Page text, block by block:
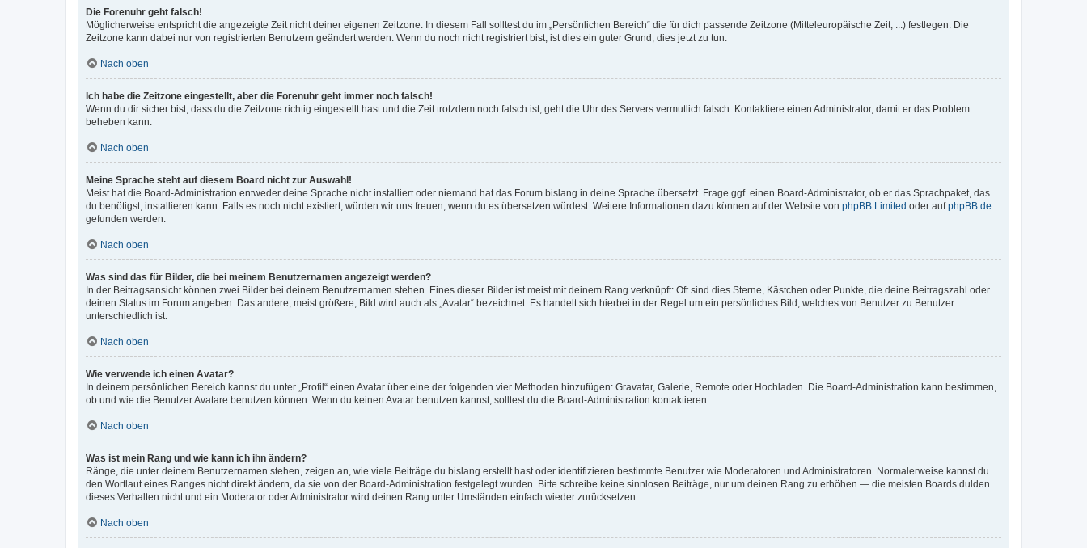
Die Forenuhr geht falsch!
Möglicherweise entspricht die angezeigte Zeit nicht deiner eigenen Zeitzone. In diesem Fall solltest du im „Persönlichen Bereich“ die für dich passende Zeitzone (Mitteleuropäische Zeit, ...) festlegen. Die
Zeitzone kann dabei nur von registrierten Benutzern geändert werden. Wenn du noch nicht registriert bist, ist dies ein guter Grund, dies jetzt zu tun.
Nach oben
Ich habe die Zeitzone eingestellt, aber die Forenuhr geht immer noch falsch!
Wenn du dir sicher bist, dass du die Zeitzone richtig eingestellt hast und die Zeit trotzdem noch falsch ist, geht die Uhr des Servers vermutlich falsch. Kontaktiere einen Administrator, damit er das Problem
beheben kann.
Nach oben
Meine Sprache steht auf diesem Board nicht zur Auswahl!
Meist hat die Board-Administration entweder deine Sprache nicht installiert oder niemand hat das Forum bislang in deine Sprache übersetzt. Frage ggf. einen Board-Administrator, ob er das Sprachpaket, das
du benötigst, installieren kann. Falls es noch nicht existiert, würden wir uns freuen, wenn du es übersetzen würdest. Weitere Informationen dazu können auf der Website von phpBB Limited oder aufphpBB.de
gefunden werden.
Nach oben
Was sind das für Bilder, die bei meinem Benutzernamen angezeigt werden?
In der Beitragsansicht können zwei Bilder bei deinem Benutzernamen stehen. Eines dieser Bilder ist meist mit deinem Rang verknüpft: Oft sind dies Sterne, Kästchen oder Punkte, die deine Beitragszahl oder
deinen Status im Forum angeben. Das andere, meist größere, Bild wird auch als „Avatar“ bezeichnet. Es handelt sich hierbei in der Regel um ein persönliches Bild, welches von Benutzer zu Benutzer
unterschiedlich ist.
Nach oben
Wie verwende ich einen Avatar?
In deinem persönlichen Bereich kannst du unter „Profil“ einen Avatar über eine der folgenden vier Methoden hinzufügen: Gravatar, Galerie, Remote oder Hochladen. Die Board-Administration kann bestimmen,
ob und wie die Benutzer Avatare benutzen können. Wenn du keinen Avatar benutzen kannst, solltest du die Board-Administration kontaktieren.
Nach oben
Was ist mein Rang und wie kann ich ihn ändern?
Ränge, die unter deinem Benutzernamen stehen, zeigen an, wie viele Beiträge du bislang erstellt hast oder identifizieren bestimmte Benutzer wie Moderatoren und Administratoren. Normalerweise kannst du
den Wortlaut eines Ranges nicht direkt ändern, da sie von der Board-Administration festgelegt wurden. Bitte schreibe keine sinnlosen Beiträge, nur um deinen Rang zu erhöhen — die meisten Boards dulden
dieses Verhalten nicht und ein Moderator oder Administrator wird deinen Rang unter Umständen einfach wieder zurücksetzen.
Nach oben